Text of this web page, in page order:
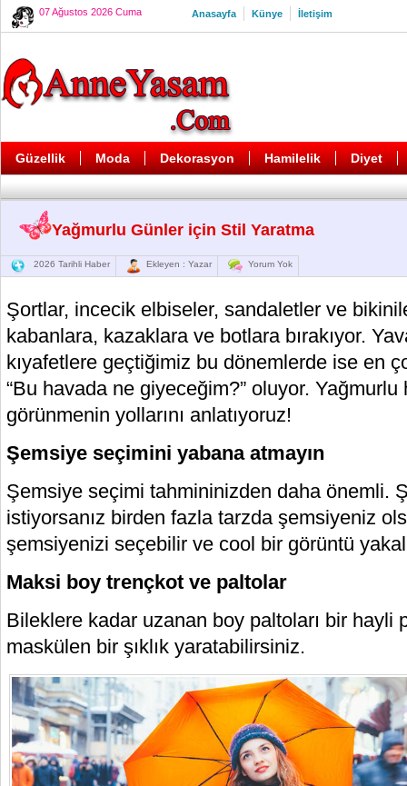
07 Ağustos 2026 Cuma Anasayfa Künye İletişim
Güzellik Moda Dekorasyon Hamilelik Diyet
Yağmurlu Günler için Stil Yaratma
2026 Tarihli Haber Ekleyen : Yazar Yorum Yok
Şortlar, incecik elbiseler, sandaletler ve
kabanlara, kazaklara ve botlara bırakıyor.
kıyafetlere geçtiğimiz bu dönemlerde ise en
“Bu havada ne giyeceğim?” oluyor. Yağmurlu
görünmenin yollarını anlatıyoruz!
Şemsiye seçimini yabana atmayın
Şemsiye seçimi tahmininizden daha önemli.
istiyorsanız birden fazla tarzda şemsiyeniz
şemsiyenizi seçebilir ve cool bir görüntü
Maksi boy trençkot ve paltolar
Bileklere kadar uzanan boy paltoları bir hayli
maskülen bir şıklık yaratabilirsiniz.